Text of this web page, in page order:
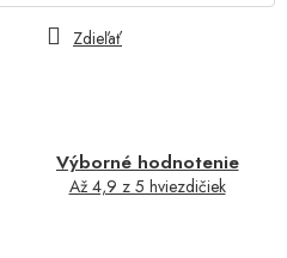
Výborné hodnotenie
Až 4,9 z 5 hviezdičiek
Zdieľať